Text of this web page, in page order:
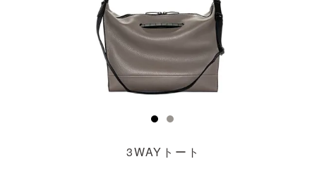
3WAYトート